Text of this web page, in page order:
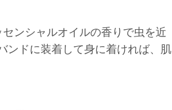
ンシャルオイルの香りで虫を近
ンドに装着して身に着ければ、肌